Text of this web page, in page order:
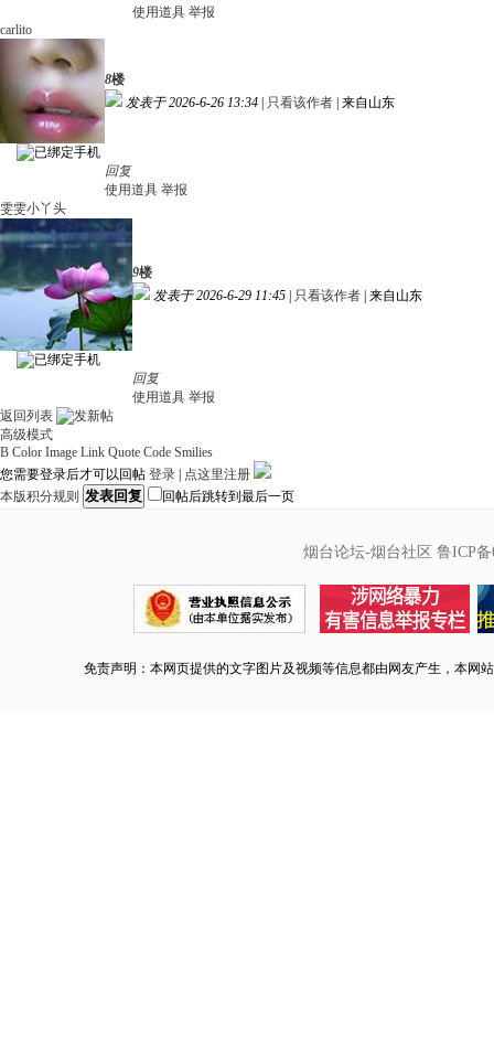
使用道具 举报
carlito
8楼
发表于 2026-6-26 13:34
只看该作者 来自山东
回复
使用道具 举报
雯雯小丫头
9楼
发表于 2026-6-29 11:45
只看该作者 来自山东
回复
使用道具 举报
返回列表
高级模式
B Color Image Link Quote Code Smilies
您需要登录后才可以回帖 登录
点这里注册
本版积分规则 发表回复 回帖后跳转到最后一页
烟台论坛-烟台社区 鲁ICP备
免责声明：本网页提供的文字图片及视频等信息都由网友产生，本网